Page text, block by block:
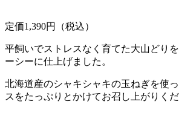
定価1,390円（税込）
平飼いでストレスなく育てた大山どり
ーシーに仕上げました。
北海道産のシャキシャキの玉ねぎを使
スをたっぷりとかけてお召し上がりくだ